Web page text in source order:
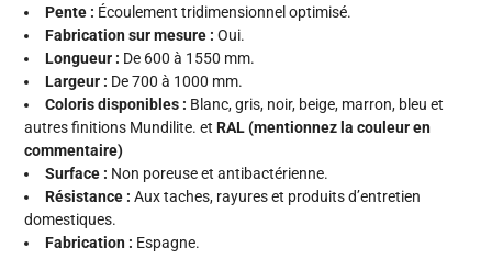
Pente : Écoulement tridimensionnel optimisé.
Fabrication sur mesure : Oui.
Longueur : De 600 à 1550 mm.
Largeur : De 700 à 1000 mm.
Coloris disponibles : Blanc, gris, noir, beige, marron, bleu et
autres finitions Mundilite. et RAL (mentionnez la couleur en
commentaire)
Surface : Non poreuse et antibactérienne.
Résistance : Aux taches, rayures et produits d’entretien
domestiques.
Fabrication : Espagne.